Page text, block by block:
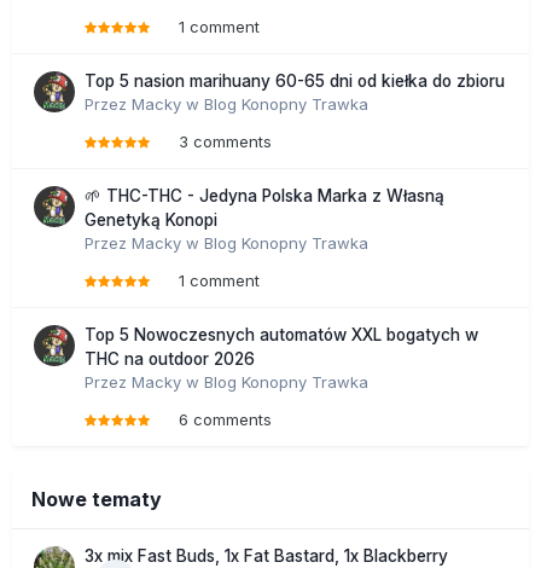
1 comment
Top 5 nasion marihuany 60-65 dni od kiełka do zbioru
Przez Macky w Blog Konopny Trawka
3 comments
🌱 THC-THC - Jedyna Polska Marka z Własną
Genetyką Konopi
Przez Macky w Blog Konopny Trawka
1 comment
Top 5 Nowoczesnych automatów XXL bogatych w
THC na outdoor 2026
Przez Macky w Blog Konopny Trawka
6 comments
Nowe tematy
3x mix Fast Buds, 1x Fat Bastard, 1x Blackberry